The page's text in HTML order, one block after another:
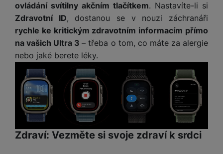
ovládání svítilny akčním tlačítkem. Nastavíte-li si
Zdravotní ID, dostanou se v nouzi záchranáři
rychle ke kritickým zdravotním informacím přímo
na vašich Ultra 3– třeba o tom, co máte za alergie
nebo jaké berete léky.
Zdraví: Vezměte si svoje zdraví k srdci